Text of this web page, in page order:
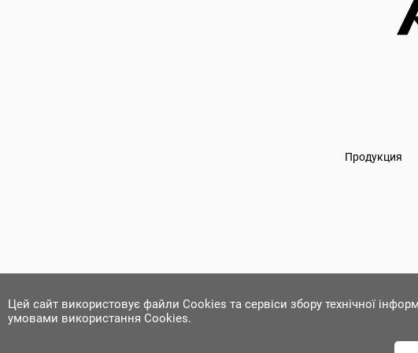
Цей сайт використовує файли Cookies та сервіси збору технічної
умовами використання Cookies.
Продукция